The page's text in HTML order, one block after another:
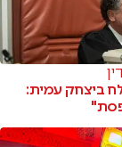
ביצחק עמית: